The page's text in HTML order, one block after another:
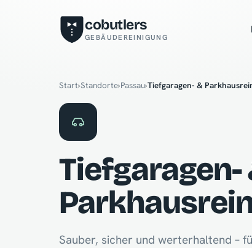
cobutlers
GEBÄUDEREINIGUNG
Start›Standorte›Passau›Tiefgaragen- &
Tiefgaragen-
Sauber, sicher und werterhaltend –